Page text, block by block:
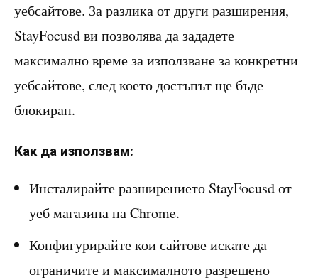
уебсайтове. За разлика от други разширения,
StayFocusd ви позволява да зададете
максимално време за използване за конкретни
уебсайтове, след което достъпът ще бъде
блокиран.
Как да използвам:
Инсталирайте разширението StayFocusd от
уеб магазина на Chrome.
Конфигурирайте кои сайтове искате да
ограничите и максималното разрешено